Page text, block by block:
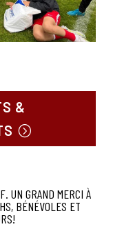
&
UN GRAND MERCI À
BÉNÉVOLES ET